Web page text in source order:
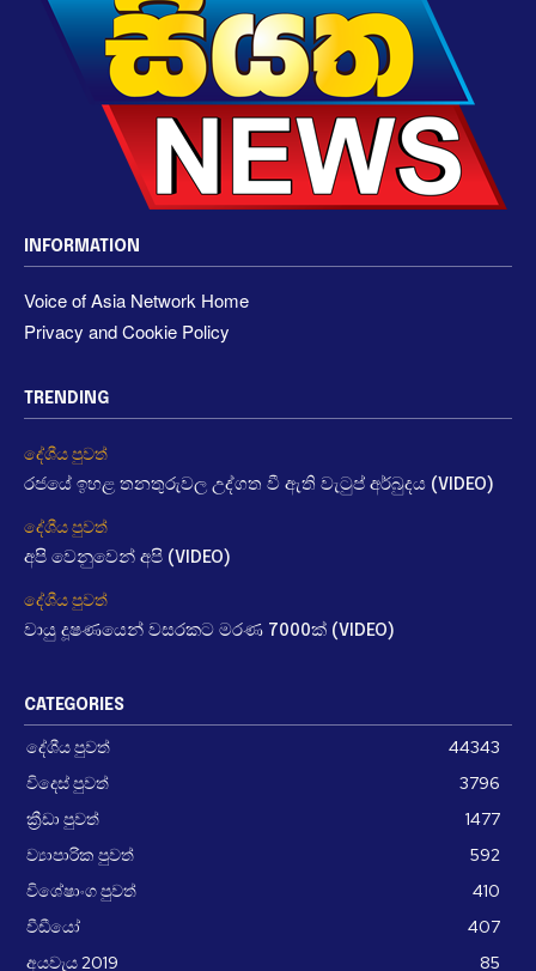
INFORMATION
Voice of Asia Network Home
Privacy and Cookie Policy
TRENDING
දේශීය පුවත්
රජයේ ඉහළ තනතුරුවල උද්ගත වී ඇති වැටුප් අර්බුදය (VIDEO)
දේශීය පුවත්
අපි වෙනුවෙන් අපි (VIDEO)
දේශීය පුවත්
වායු දූෂණයෙන් වසරකට මරණ 7000ක් (VIDEO)
CATEGORIES
දේශීය පුවත්
44343
විදෙස් පුවත්
3796
ක්‍රීඩා පුවත්
1477
ව්‍යාපාරික පුවත්
592
විශේෂාංග පුවත්
410
වීඩීයෝ
407
අයවැය 2019
85